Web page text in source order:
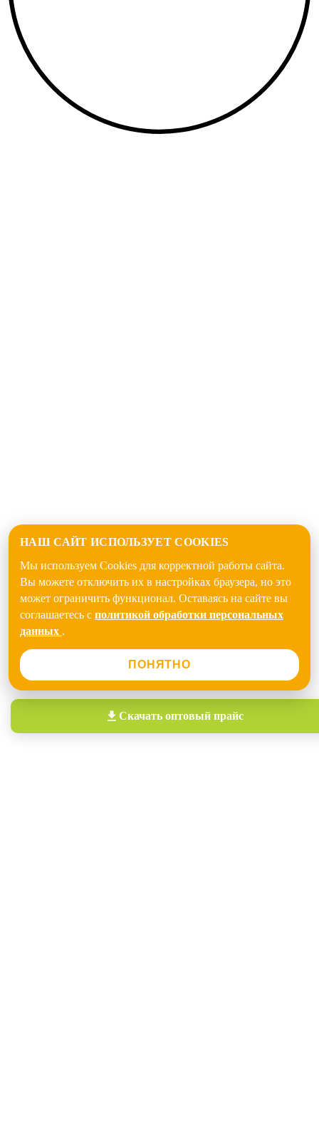
НАШ САЙТ ИСПОЛЬЗУЕТ COOKIES
Мы используем Cookies для корректной работы сайта.
Вы можете отключить их в настройках браузера, но это
может ограничить функционал. Оставаясь на сайте вы
соглашаетесь с политикой обработки персональных
данных .
ПОНЯТНО
Скачать оптовый прайс